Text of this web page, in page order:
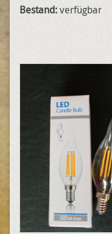
Bestand:verfügbar